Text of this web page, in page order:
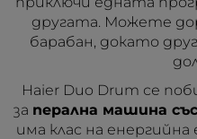
другата. Можете
барабан, докато
Haier Duo Drum се
за перална машина
има клас на